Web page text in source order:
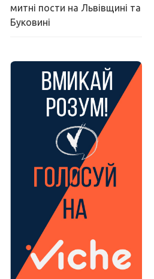
митні пости на Львівщині та
Буковині